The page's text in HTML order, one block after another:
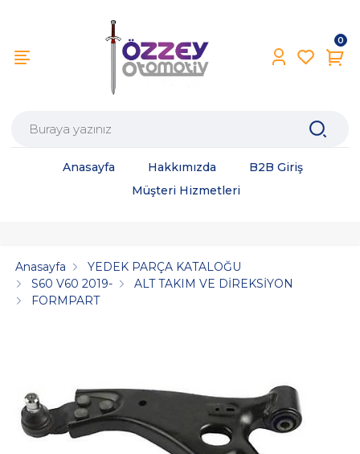
0
Anasayfa Hakkımızda
B2B Giriş
Müşteri Hizmetleri
Anasayfa
YEDEK PARÇA KATALOĞU
S60 V60 2019-
ALT TAKIM VE DİREKSİYON
FORMPART